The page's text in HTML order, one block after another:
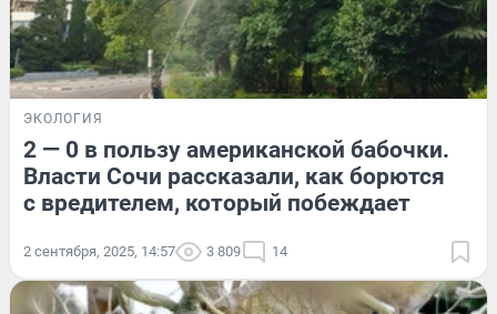
ЭКОЛОГИЯ
2 — 0 в пользу американской бабочки.
Власти Сочи рассказали, как борются
с вредителем, который побеждает
2 сентября, 2025, 14:57 3 809 14